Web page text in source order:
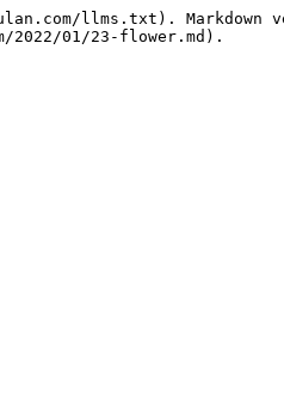
llms.txt). Markdown
2022/01/23-flower.md).